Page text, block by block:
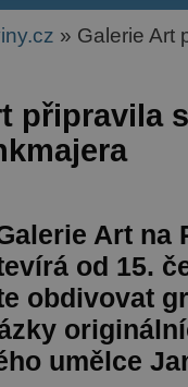
» Galerie Art
připravila
Art na
od 15.
obdivovat
umělce